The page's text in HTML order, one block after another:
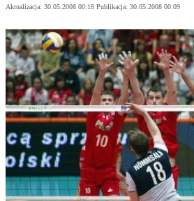
Aktualizacja: 30.05.2008 00:18 Publikacja: 30.05.2008 00:09